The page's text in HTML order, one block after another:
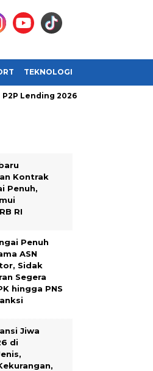
TEKNOLOGI
Lending 2026: Cara Cerdas
Kontrak
Penuh,
RI
Penuh
ASN
Sidak
Segera
hingga PNS
Jiwa
di